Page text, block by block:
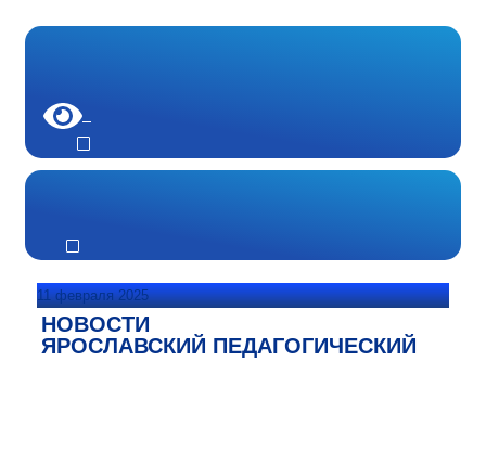
11 февраля 2025
НОВОСТИ
ЯРОСЛАВСКИЙ ПЕДАГОГИЧЕСКИЙ